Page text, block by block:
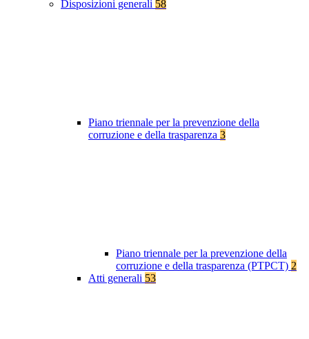
Disposizioni generali 58
Piano triennale per la prevenzione della
corruzione e della trasparenza 3
Piano triennale per la prevenzione della
corruzione e della trasparenza (PTPCT) 2
Atti generali 53